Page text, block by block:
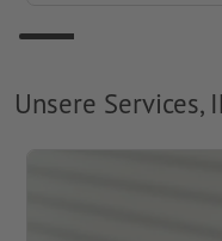
Unsere Services,